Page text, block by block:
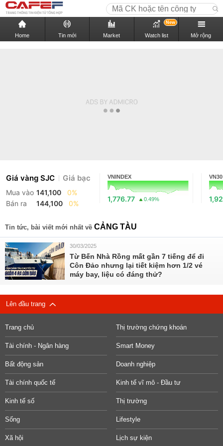
Home Tin mới Market Watch list
New
Mở rộng
Giá vàng SJC Giá bạc
Mua vào 141,100
0%
Bán ra
144,100 0%
VNINDEX
1,776.77 0.49%
VN30
Tin tức, bài viết mới nhất về CẢNG TÀU
30/03/2025
Từ Bến Nhà Rồng mất gần 7 tiếng để đi
Côn Đảo nhưng lại tiết kiệm hơn 1/2 vé
máy bay, liệu có đáng thử?
Lên đầu trang
Trang chủ Thị trường chứng khoán
Tài chính - Ngân hàng Smart Money
Bất động sản Doanh nghiệp
Tài chính quốc tế Kinh tế vĩ mô - Đầu tư
Kinh tế số Thị trường
Sống Lifestyle
Xã hội Lịch sự kiện